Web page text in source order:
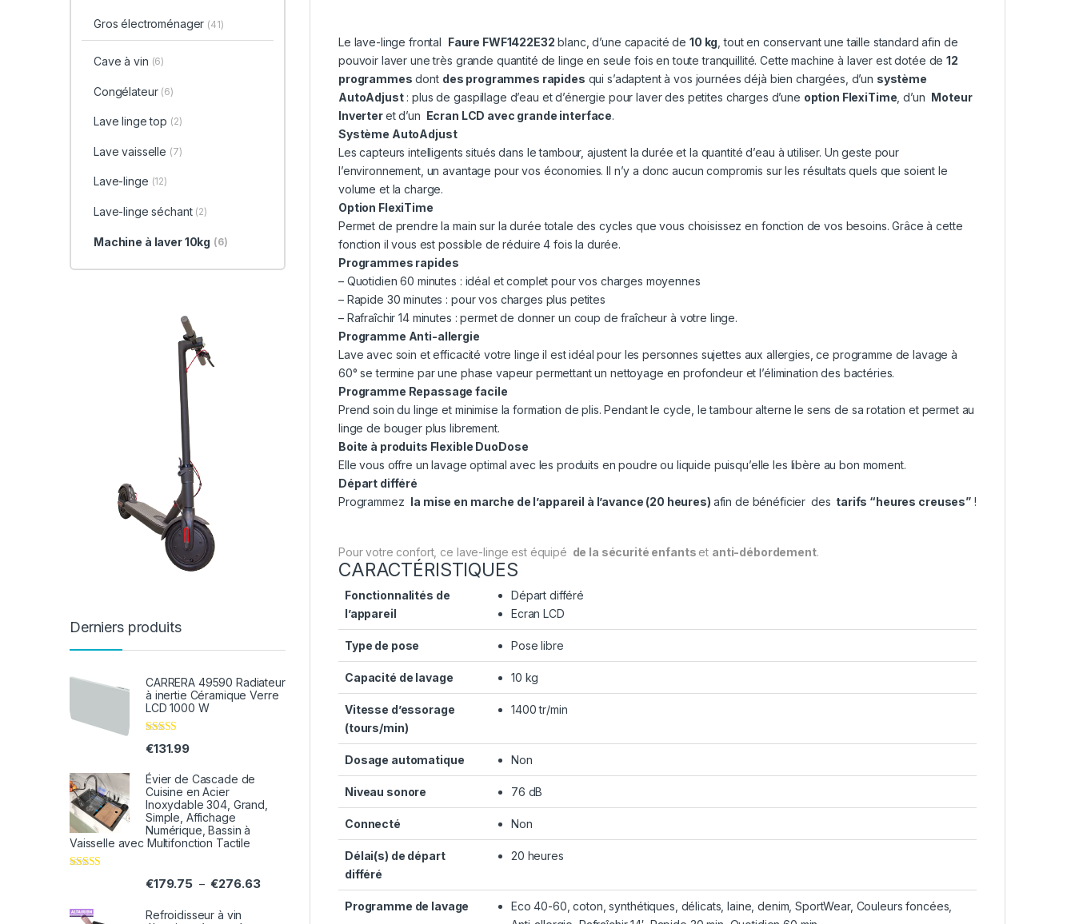
Le lave-linge frontal Faure FWF1422E32 blanc, d’une capacité de 10 kg , tout en conservant une taille standard afin de
pouvoir laver une très grande quantité de linge en seule fois en toute tranquillité. Cette machine à laver est dotée de12
programmes dont des programmes rapides qui s’adaptent à vos journées déjà bien chargées, d’un système
AutoAdjust: plus de gaspillage d’eau et d’énergie pour laver des petites charges d’une option FlexiTime , d’un Moteur
Inverteret d’un Ecran LCD avec grande interface.
Système AutoAdjust
Les capteurs intelligents situés dans le tambour, ajustent la durée et la quantité d’eau à utiliser. Un geste pour
l’environnement, un avantage pour vos économies. Il n’y a donc aucun compromis sur les résultats quels que soient le
volume et la charge.
Option FlexiTime
Permet de prendre la main sur la durée totale des cycles que vous choisissez en fonction de vos besoins. Grâce à cette
fonction il vous est possible de réduire 4 fois la durée.
Programmes rapides
– Quotidien 60 minutes : idéal et complet pour vos charges moyennes
– Rapide 30 minutes : pour vos charges plus petites
– Rafraîchir 14 minutes : permet de donner un coup de fraîcheur à votre linge.
Programme Anti-allergie
Lave avec soin et efficacité votre linge il est idéal pour les personnes sujettes aux allergies, ce programme de lavage à
60° se termine par une phase vapeur permettant un nettoyage en profondeur et l’élimination des bactéries.
Programme Repassage facile
Prend soin du linge et minimise la formation de plis. Pendant le cycle, le tambour alterne le sens de sa rotation et permet au
linge de bouger plus librement.
Boite à produits Flexible DuoDose
Elle vous offre un lavage optimal avec les produits en poudre ou liquide puisqu’elle les libère au bon moment.
Départ différé
Programmez la mise en marche de l’appareil à l’avance (20 heures) afin de bénéficier des tarifs “heures creuses”!
Pour votre confort, ce lave-linge est équipé de la sécurité enfants et anti-débordement.
CARACTÉRISTIQUES
Fonctionnalités de
l’appareil
Départ différé
Ecran LCD
Type de pose Pose libre
Capacité de lavage 10 kg
Vitesse d’essorage
(tours/min)
1400 tr/min
Dosage automatique Non
Niveau sonore 76 dB
Connecté Non
Délai(s) de départ
différé
20 heures
Programme de lavage
Eco 40-60, coton, synthétiques, délicats, laine, denim, SportWear, Couleurs foncées,
Gros électroménager (41)
Cave à vin (6)
Congélateur (6)
Lave linge top (2)
Lave vaisselle (7)
Lave-linge (12)
Lave-linge séchant (2)
Machine à laver 10kg (6)
Derniers produits
CARRERA 49590 Radiateur
à inertie Céramique Verre
LCD 1000 W
Note3.71
sur 5
€131.99
Évier de Cascade de
Cuisine en Acier
Inoxydable 304, Grand,
Simple, Affichage
Numérique, Bassin à
Vaisselle avec Multifonction Tactile
€179.75 – €276.63
Refroidisseur à vin